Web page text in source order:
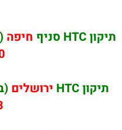
תיקון HTC סניף חיפה
תיקון HTC
ירושלים